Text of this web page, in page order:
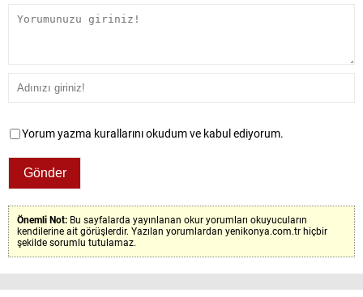
Yorum yazma kurallarını okudum ve kabul ediyorum.
Önemli Not: Bu sayfalarda yayınlanan okur yorumları okuyucuların
kendilerine ait görüşlerdir. Yazılan yorumlardan yenikonya.com.tr hiçbir
şekilde sorumlu tutulamaz.